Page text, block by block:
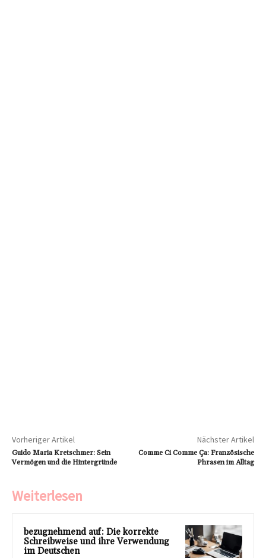
Vorheriger Artikel
Guido Maria Kretschmer: Sein
Vermögen und die Hintergründe
Nächster Artikel
Comme Ci Comme Ça: Französische
Phrasen im Alltag
Weiterlesen
bezugnehmend auf: Die korrekte
Schreibweise und ihre Verwendung
im Deutschen